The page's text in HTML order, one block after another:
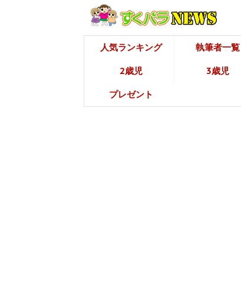
人気ランキング 執筆者一覧
2歳児 3歳児
プレゼント